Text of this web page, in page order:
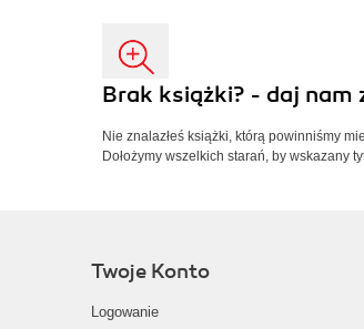
Brak książki? - daj nam
Nie znalazłeś książki, którą powinniśmy
Dołożymy wszelkich starań, by wskazany
Twoje Konto
Logowanie